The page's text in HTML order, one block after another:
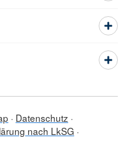
Datenschutz
nach LkSG